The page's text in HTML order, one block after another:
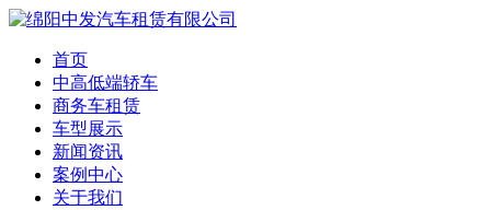
首页
中高低端轿车
商务车租赁
车型展示
新闻资讯
案例中心
关于我们